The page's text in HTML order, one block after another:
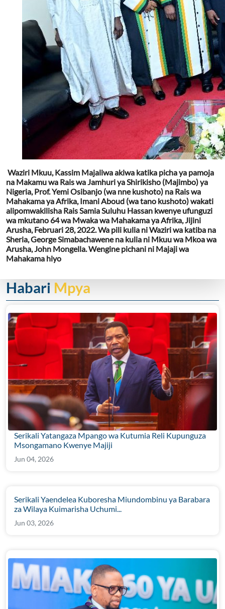
Waziri Mkuu, Kassim Majaliwa akiwa katika picha ya pamoja
na Makamu wa Rais wa Jamhuri ya Shirikisho (Majimbo) ya
Nigeria, Prof. Yemi Osibanjo (wa nne kushoto) na Rais wa
Mahakama ya Afrika, Imani Aboud (wa tano kushoto) wakati
alipomwakilisha Rais Samia Suluhu Hassan kwenye ufunguzi
wa mkutano 64 wa Mwaka wa Mahakama ya Afrika, Jijini
Arusha, Februari 28, 2022. Wa pili kulia ni Waziri wa katiba na
Sheria, George Simabachawene na kulia ni Mkuu wa Mkoa wa
Arusha, John Mongella. Wengine pichani ni Majaji wa
Mahakama hiyo
Habari Mpya
Serikali Yatangaza Mpango wa Kutumia Reli Kupunguza
Msongamano Kwenye Majiji
Jun 04, 2026
Serikali Yaendelea Kuboresha Miundombinu ya Barabara
za Wilaya Kuimarisha Uchumi...
Jun 03, 2026